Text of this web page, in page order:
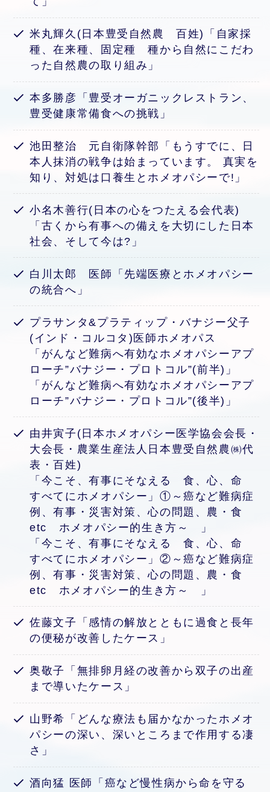
米丸輝久(日本豊受自然農 百姓)「自家採
種、在来種、固定種 種から自然にこだわ
った自然農の取り組み」
本多勝彦「豊受オーガニックレストラン、
豊受健康常備食への挑戦」
池田整治 元自衛隊幹部「もうすでに、日
本人抹消の戦争は始まっています。 真実を
知り、対処は口養生とホメオパシーで!」
小名木善行(日本の心をつたえる会代表)
「古くから有事への備えを大切にした日本
社会、そして今は?」
白川太郎 医師「先端医療とホメオパシー
の統合へ」
プラサンタ&プラティップ・バナジー父子
(インド・コルコタ)医師ホメオパス
「がんなど難病へ有効なホメオパシーアプ
ローチ”バナジー・プロトコル”(前半)」
「がんなど難病へ有効なホメオパシーアプ
ローチ”バナジー・プロトコル”(後半)」
由井寅子(日本ホメオパシー医学協会会長・
大会長・農業生産法人日本豊受自然農㈱代
表・百姓)
「今こそ、有事にそなえる 食、心、命
すべてにホメオパシー」①～癌など難病症
例、有事・災害対策、心の問題、農・食
etc ホメオパシー的生き方～ 」
「今こそ、有事にそなえる 食、心、命
すべてにホメオパシー」②～癌など難病症
例、有事・災害対策、心の問題、農・食
etc ホメオパシー的生き方～ 」
佐藤文子「感情の解放とともに過食と長年
の便秘が改善したケース」
奥敬子「無排卵月経の改善から双子の出産
まで導いたケース」
山野希「どんな療法も届かなかったホメオ
パシーの深い、深いところまで作用する凄
さ」
酒向猛 医師「癌など慢性病から命を守る